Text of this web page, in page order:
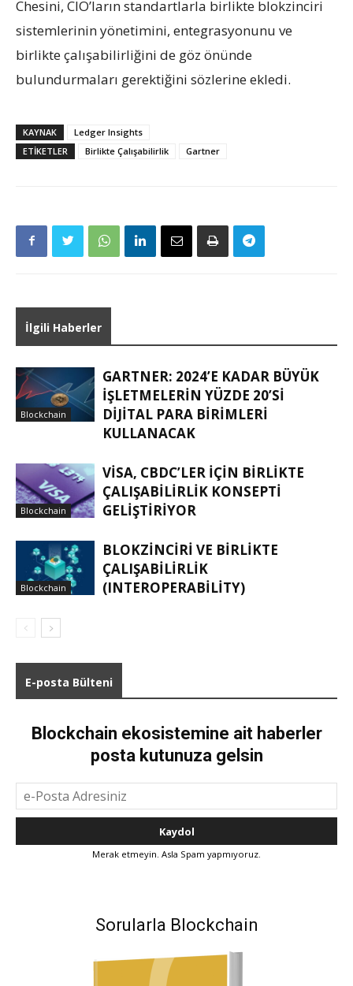
Chesini, CIO’ların standartlarla birlikte blokzinciri
sistemlerinin yönetimini, entegrasyonunu ve
birlikte çalışabilirliğini de göz önünde
bulundurmaları gerektiğini sözlerine ekledi.
KAYNAK
Ledger Insights
ETIKETLER
Birlikte Çalışabilirlik Gartner
İlgili Haberler
Blockchain
GARTNER: 2024’E KADAR BÜYÜK
IŞLETMELERIN YÜZDE 20’SI
DIJITAL PARA BIRIMLERI
KULLANACAK
Blockchain
VISA, CBDC’LER IÇIN BIRLIKTE
ÇALIŞABILIRLIK KONSEPTI
GELIŞTIRIYOR
Blockchain
BLOKZINCIRI VE BIRLIKTE
ÇALIŞABILIRLIK
(INTEROPERABILITY)
E-posta Bülteni
Blockchain ekosistemine ait haberler
posta kutunuza gelsin
Merak etmeyin. Asla Spam yapmıyoruz.
Sorularla Blockchain